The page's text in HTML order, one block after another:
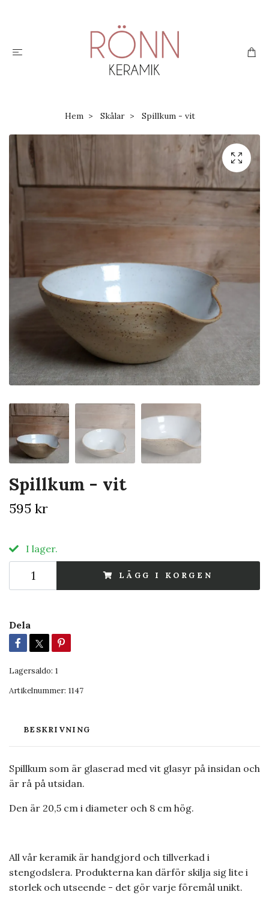
Hem Skålar Spillkum - vit
Spillkum - vit
595 kr
I lager.
LÄGG I KORGEN
Dela
Lagersaldo: 1
Artikelnummer: 1147
BESKRIVNING
Spillkum som är glaserad med vit glasyr på insidan och
är rå på utsidan.
Den är 20,5 cm i diameter och 8 cm hög.
All vår keramik är handgjord och tillverkad i
stengodslera. Produkterna kan därför skilja sig lite i
storlek och utseende - det gör varje föremål unikt.